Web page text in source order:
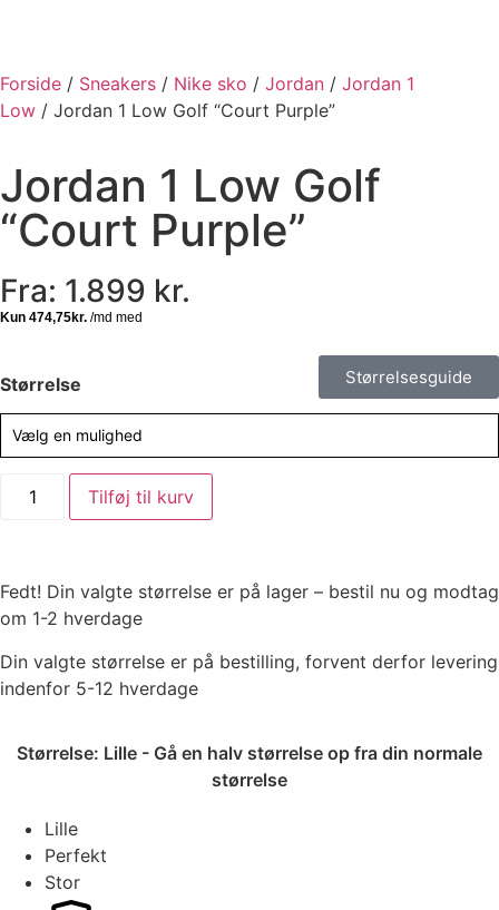
Forside / Sneakers / Nike sko / Jordan / Jordan 1
Low / Jordan 1 Low Golf “Court Purple”
Jordan 1 Low Golf
“Court Purple”
Fra: 1.899 kr.
Størrelsesguide
Størrelse
Vælg en mulighed
Tilføj til kurv
Fedt! Din valgte størrelse er på lager – bestil nu og modtag
om 1-2 hverdage
Din valgte størrelse er på bestilling, forvent derfor levering
indenfor 5-12 hverdage
Størrelse: Lille - Gå en halv størrelse op fra din normale
størrelse
Lille
Perfekt
Stor